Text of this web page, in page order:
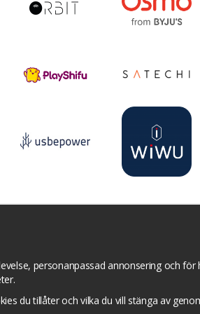
Om cookies
Cookie
personanpassad annonsering och
du tillåter och vilka du vill stänga av